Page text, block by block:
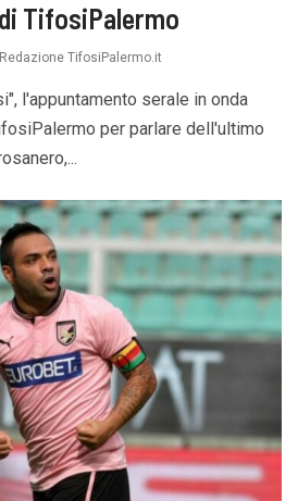
TifosiPalermo
Redazione TifosiPalermo.it
l'appuntamento serale in onda
per parlare dell'ultimo